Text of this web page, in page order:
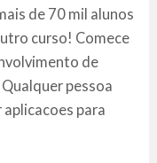
de 70 mil alunos
curso! Comece
de
pessoa
para